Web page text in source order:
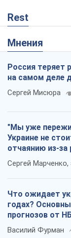
Rest
Мнения
Россия теряет
на самом деле
Сергей Мисюра
"Мы уже
Украине не
отчаянию из-за
Сергей Марченко,
Что ожидает
годах?
прогнозов от
Василий Фурман